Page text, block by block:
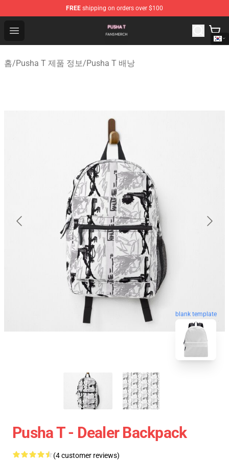
FREE shipping on orders over $100
Open menu
Pusha T Shop - Official Pusha T Merchandise Store
홈/Pusha T 제품 정보/Pusha T 배낭
blank template
Pusha T - Dealer Backpack
(4 customer reviews)